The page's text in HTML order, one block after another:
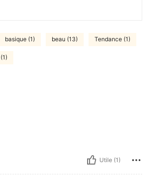
basique (1) beau (13) Tendance (1)
Utile (1)